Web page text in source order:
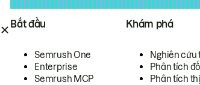
Bắt đầu
Semrush One
Enterprise
Semrush MCP
Khám phá
Nghiên cứu
Phân tích
Phân tích